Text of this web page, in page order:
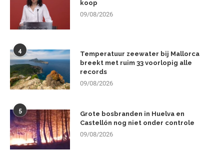
koop
09/08/2026
4
Temperatuur zeewater bij Mallorca
breekt met ruim 33 voorlopig alle
records
09/08/2026
5
Grote bosbranden in Huelva en
Castellón nog niet onder controle
09/08/2026